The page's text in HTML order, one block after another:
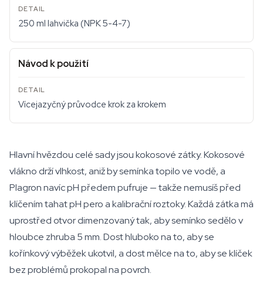
250 ml lahvička (NPK 5-4-7)
Návod k použití
Vícejazyčný průvodce krok za krokem
Hlavní hvězdou celé sady jsou kokosové zátky. Kokosové
vlákno drží vlhkost, aniž by semínka topilo ve vodě, a
Plagron navíc pH předem pufruje — takže nemusíš před
klíčením tahat pH pero a kalibrační roztoky. Každá zátka má
uprostřed otvor dimenzovaný tak, aby semínko sedělo v
hloubce zhruba 5 mm. Dost hluboko na to, aby se
kořínkový výběžek ukotvil, a dost mělce na to, aby se klíček
bez problémů prokopal na povrch.